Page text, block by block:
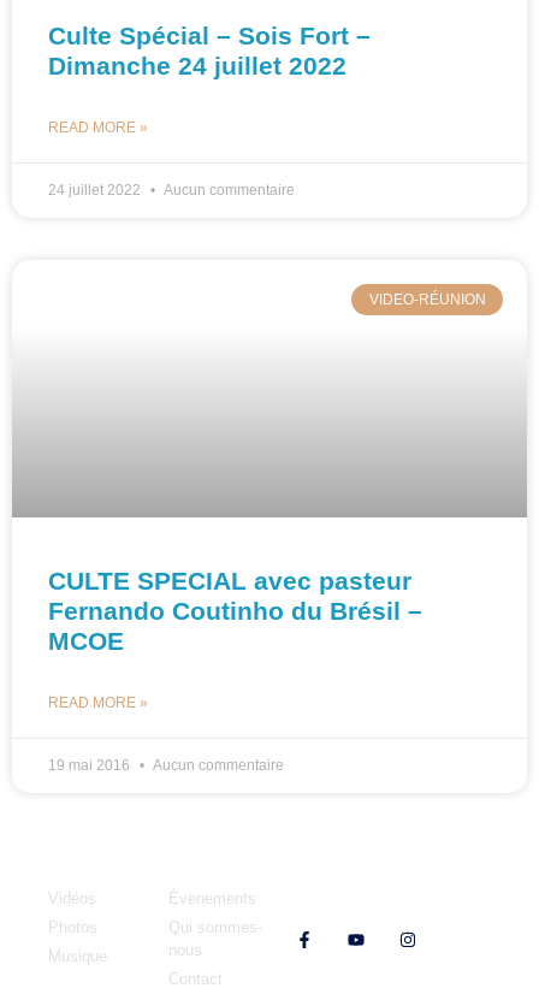
Culte Spécial – Sois Fort –
Dimanche 24 juillet 2022
READ MORE »
24 juillet 2022 Aucun commentaire
VIDEO-RÉUNION
CULTE SPECIAL avec pasteur
Fernando Coutinho du Brésil –
MCOE
READ MORE »
19 mai 2016 Aucun commentaire
Vidéos
Photos
Musique
Évenements
Qui sommes-
nous
Contact